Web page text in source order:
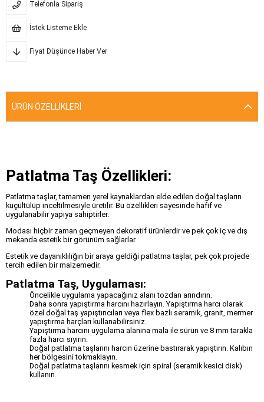
Telefonla Sipariş
İstek Listeme Ekle
Fiyat Düşünce Haber Ver
ÜRÜN ÖZELLIKLERI
Patlatma Taş Özellikleri:
Patlatma taşlar, tamamen yerel kaynaklardan elde edilen doğal taşların
küçültülüp inceltilmesiyle üretilir. Bu özellikleri sayesinde hafif ve
uygulanabilir yapıya sahiptirler.
Modası hiçbir zaman geçmeyen dekoratif ürünlerdir ve pek çok iç ve dış
mekanda estetik bir görünüm sağlarlar.
Estetik ve dayanıklılığın bir araya geldiği patlatma taşlar, pek çok projede
tercih edilen bir malzemedir.
Patlatma Taş, Uygulaması:
Öncelikle uygulama yapacağınız alanı tozdan arındırın.
Daha sonra yapıştırma harcını hazırlayın. Yapıştırma harcı olarak
özel doğal taş yapıştırıcıları veya flex bazlı seramik, granit, mermer
yapıştırma harçları kullanabilirsiniz.
Yapıştırma harcını uygulama alanına mala ile sürün ve 8 mm tarakla
fazla harcı sıyırın.
Doğal patlatma taşlarını harcın üzerine bastırarak yapıştırın. Kalıbın
her bölgesini tokmaklayın.
Doğal patlatma taşlarını kesmek için spiral (seramik kesici disk)
kullanın.